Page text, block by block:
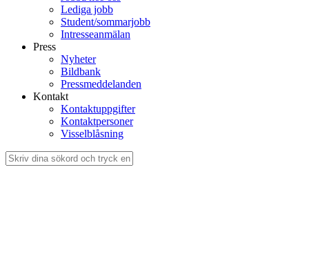
Lediga jobb
Student/sommarjobb
Intresseanmälan
Press
Nyheter
Bildbank
Pressmeddelanden
Kontakt
Kontaktuppgifter
Kontaktpersoner
Visselblåsning